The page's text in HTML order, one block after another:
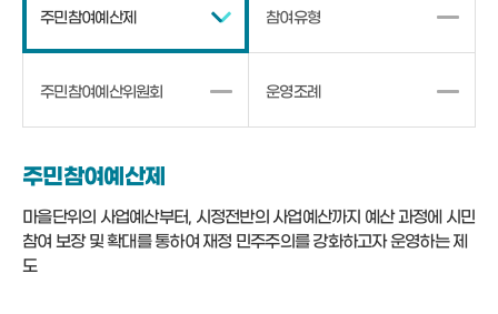
주민참여예산제 참여유형
주민참여예산위원회 운영조례
주민참여예산제
마을단위의 사업예산부터, 시정전반의 사업예산까지 예산 과정에 시민
참여 보장 및 확대를 통하여 재정 민주주의를 강화하고자 운영하는 제
도